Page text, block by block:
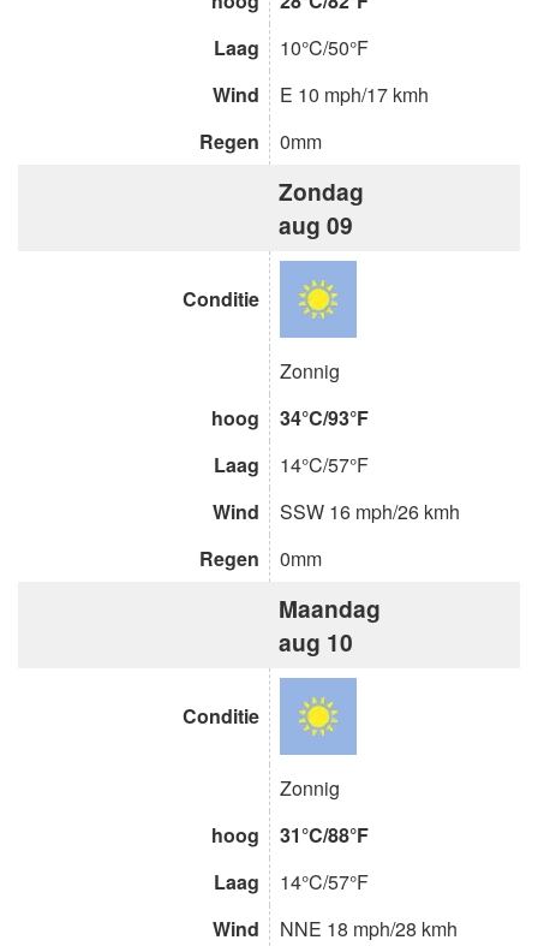
Laag
10°C/50°F
Wind
E 10 mph/17 kmh
Regen
0mm
Zondag
aug 09
Conditie
Zonnig
hoog
34°C/93°F
Laag
14°C/57°F
Wind
SSW 16 mph/26 kmh
Regen
0mm
Maandag
aug 10
Conditie
Zonnig
hoog
31°C/88°F
Laag
14°C/57°F
Wind
NNE 18 mph/28 kmh